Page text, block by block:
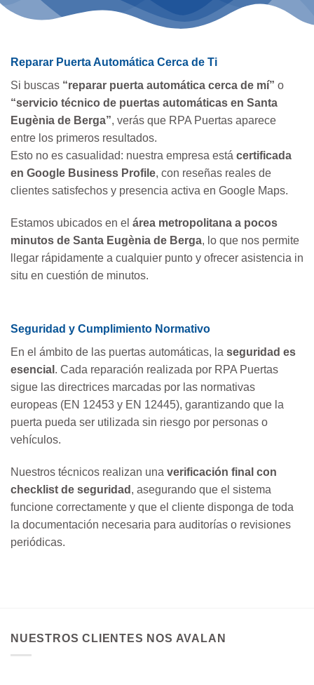
Reparar Puerta Automática Cerca de Ti
Si buscas “reparar puerta automática cerca de mí” o
“servicio técnico de puertas automáticas en Santa
Eugènia de Berga”, verás que RPA Puertas aparece
entre los primeros resultados.
Esto no es casualidad: nuestra empresa está certificada
en Google Business Profile, con reseñas reales de
clientes satisfechos y presencia activa en Google Maps.
Estamos ubicados en el área metropolitana a pocos
minutos de Santa Eugènia de Berga, lo que nos permite
llegar rápidamente a cualquier punto y ofrecer asistencia in
situ en cuestión de minutos.
Seguridad y Cumplimiento Normativo
En el ámbito de las puertas automáticas, la seguridad es
esencial . Cada reparación realizada por RPA Puertas
sigue las directrices marcadas por las normativas
europeas (EN 12453 y EN 12445), garantizando que la
puerta pueda ser utilizada sin riesgo por personas o
vehículos.
Nuestros técnicos realizan una verificación final con
checklist de seguridad , asegurando que el sistema
funcione correctamente y que el cliente disponga de toda
la documentación necesaria para auditorías o revisiones
periódicas.
NUESTROS CLIENTES NOS AVALAN